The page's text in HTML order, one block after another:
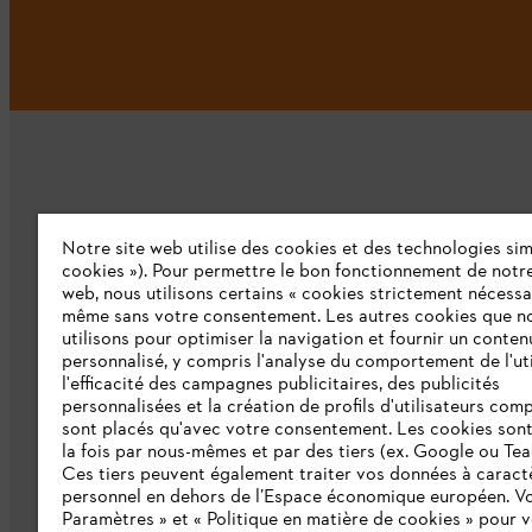
L'Entreprise
Qui sommes-nous ?
Presse
Emploi
Ligne Intégrité STIHL
Développement durable
Notre site web utilise des cookies et des technologies
cookies »). Pour permettre le bon fonctionnement de
web, nous utilisons certains « cookies strictement
même sans votre consentement. Les autres cookies que
utilisons pour optimiser la navigation et fournir un
personnalisé, y compris l'analyse du comportement de
l'efficacité des campagnes publicitaires, des publicités
personnalisées et la création de profils d'utilisateurs
sont placés qu'avec votre consentement. Les cookies
la fois par nous-mêmes et par des tiers (ex. Google ou
Ces tiers peuvent également traiter vos données à
personnel en dehors de l’Espace économique européen.
Paramètres » et « Politique en matière de cookies » pour